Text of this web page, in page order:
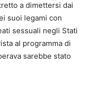
a dimettersi dai
suoi legami con
sessuali negli Stati
al programma di
sarebbe stato